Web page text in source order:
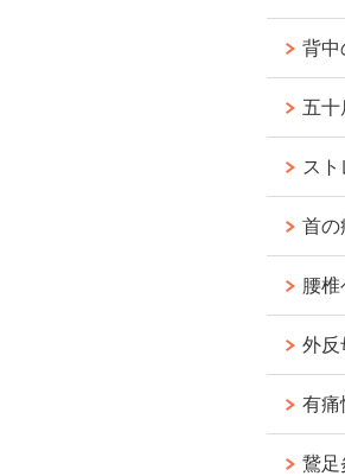
背中
五十
スト
首の
腰椎
外反
有痛
鵞足